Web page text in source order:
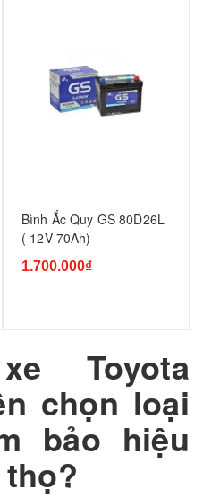
Bình Ắc Quy GS 80D26L
( 12V-70Ah)
1.700.000₫
Toyota
chọn loại
bảo hiệu